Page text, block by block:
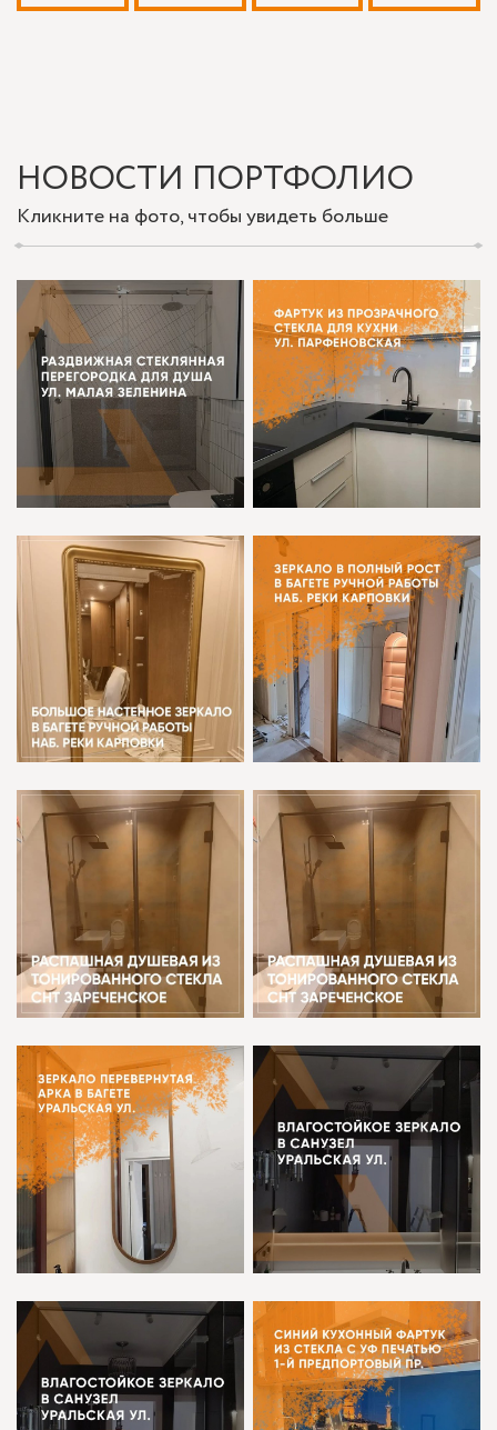
НОВОСТИ ПОРТФОЛИО
Кликните на фото, чтобы увидеть больше